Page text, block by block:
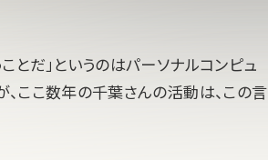
とだ」というのはパーソナルコンピュ
ここ数年の千葉さんの活動は、この言